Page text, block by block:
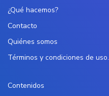
¿Qué hacemos?
Contacto
Quiénes somos
Términos y condiciones de uso.
Contenidos